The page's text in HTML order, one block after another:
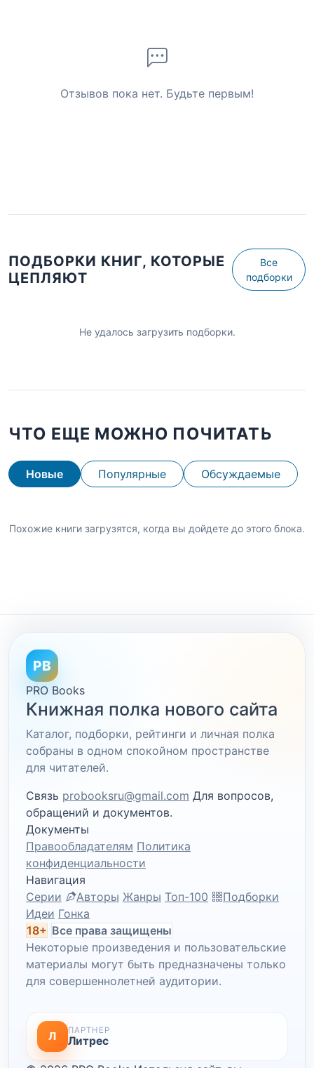
Отзывов пока нет. Будьте первым!
ПОДБОРКИ КНИГ, КОТОРЫЕ
ЦЕПЛЯЮТ
Все
подборки
Не удалось загрузить подборки.
ЧТО ЕЩЕ МОЖНО ПОЧИТАТЬ
Новые Популярные Обсуждаемые
Похожие книги загрузятся, когда вы дойдете до этого блока.
PB
PRO Books
Книжная полка нового сайта
Каталог, подборки, рейтинги и личная полка
собраны в одном спокойном пространстве
для читателей.
Связь probooksru@gmail.com Для вопросов,
обращений и документов.
Документы
Правообладателям Политика
конфиденциальности
Навигация
Серии
Авторы Жанры Топ-100
Подборки
Идеи Гонка
18+ Все права защищены
Некоторые произведения и пользовательские
материалы могут быть предназначены только
для совершеннолетней аудитории.
Л ПАРТНЕР
Литрес